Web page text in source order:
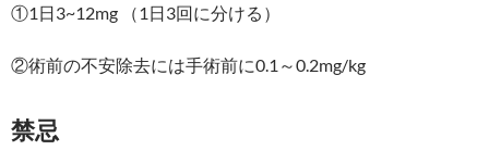
①1日3~12mg （1日3回に分ける）
②術前の不安除去には手術前に0.1～0.2mg/kg
禁忌